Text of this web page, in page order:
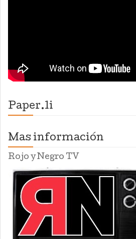
Paper.li
Mas información
Rojo y Negro TV